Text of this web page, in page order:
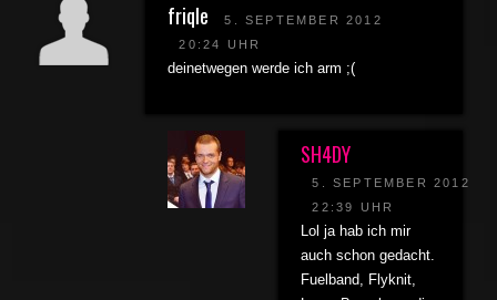
friqle
5. SEPTEMBER 2012
20:24 UHR
deinetwegen werde ich arm ;(
SH4DY
5. SEPTEMBER 2012
22:39 UHR
Lol ja hab ich mir
auch schon gedacht.
Fuelband, Flyknit,